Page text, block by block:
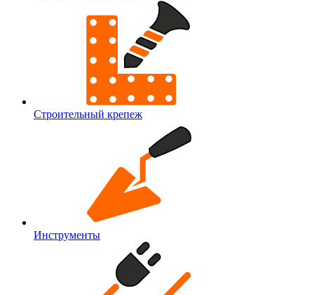
Строительный крепеж
Инструменты